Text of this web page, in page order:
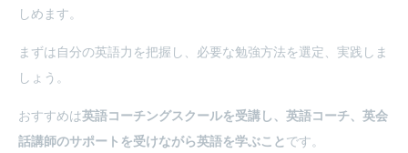
しめます。
まずは自分の英語力を把握し、必要な勉強方法を選定、実践しま
しょう。
おすすめは英語コーチングスクールを受講し、英語コーチ、英会
話講師のサポートを受けながら英語を学ぶこと です。